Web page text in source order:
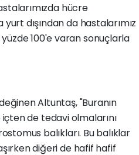
hücre
dışından da hastalarımız
100'e varan sonuçlarla
Altuntaş, "Buranın
de tedavi olmalarını
balıkları. Bu balıklar
diğeri de hafif hafif